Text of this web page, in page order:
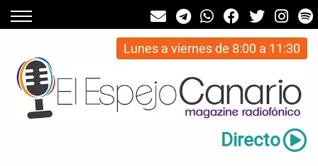
Lunes a viernes de 8:00 a 11:30
Directo